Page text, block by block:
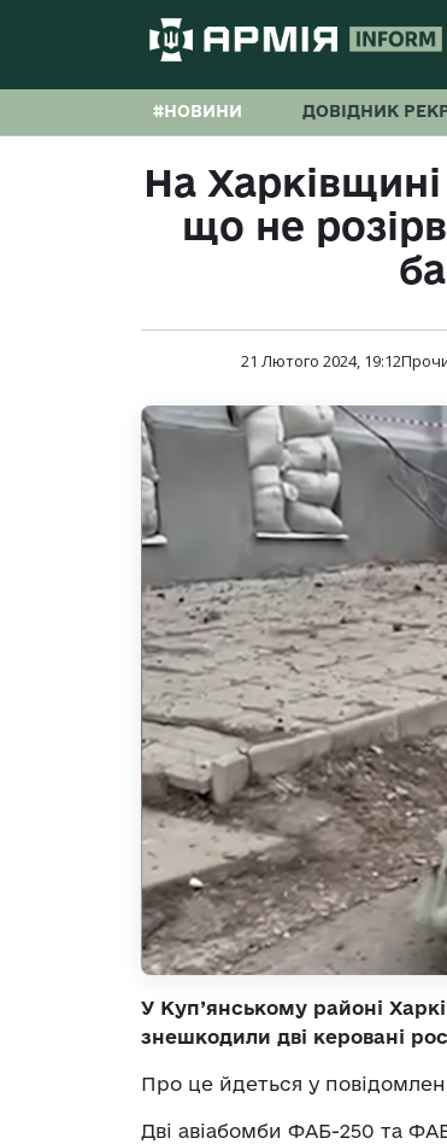
#НОВИНИ ДОВІДНИК
На
що не
21 Лютого 2024, 19:12
У Куп’янському районі
знешкодили дві керовані
Про це йдеться у
Дві авіабомби ФАБ-250 та